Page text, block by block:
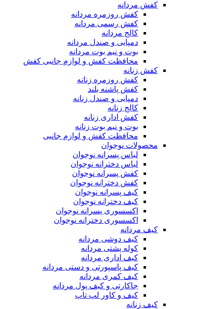
کفش مردانه
کفش روزمره مردانه
کفش رسمی مردانه
کالج مردانه
دمپایی و صندل مردانه
بوت و نیم بوت مردانه
محافظت کفش و لوازم جانبی کفش
کفش زنانه
کفش روزمره زنانه
کفش پاشنه بلند
دمپایی و صندل زنانه
کالج زنانه
کفش اداری زنانه
بوت و نیم بوت زنانه
محافظت کفش و لوازم جانبی
محصولات نوجوان
لباس پسرانه نوجوان
لباس دخترانه نوجوان
کفش پسرانه نوجوان
کفش دخترانه نوجوان
کیف پسرانه نوجوان
کیف دخترانه نوجوان
اکسسوری پسرانه نوجوان
اکسسوری دخترانه نوجوان
کیف مردانه
کیف دوشی مردانه
کوله پشتی مردانه
کیف اداری مردانه
کیف پاسپورتی و دستی مردانه
کیف کمری مردانه
جاکارتی و کیف پول مردانه
کیف و کاور لپ تاپ
کیف زنانه